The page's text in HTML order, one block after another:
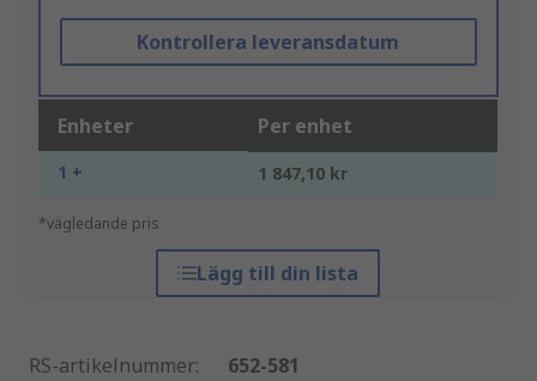
Kontrollera leveransdatum
Enheter Per enhet
1 + 1 847,10 kr
*vägledande pris
Lägg till din lista
RS-artikelnummer:
652-581